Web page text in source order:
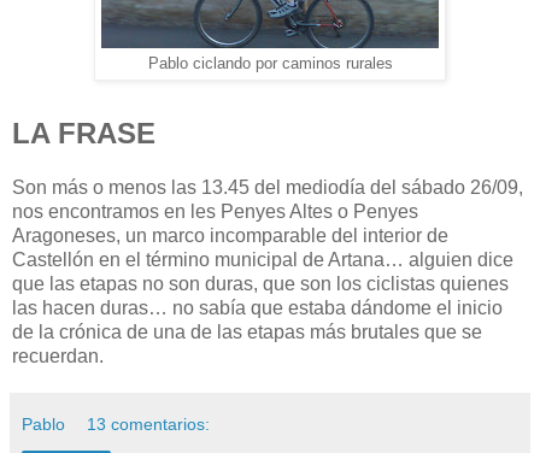
Pablo ciclando por caminos rurales
LA FRASE
Son más o menos las 13.45 del mediodía del sábado 26/09,
nos encontramos en les Penyes Altes o Penyes
Aragoneses, un marco incomparable del interior de
Castellón en el término municipal de Artana… alguien dice
que las etapas no son duras, que son los ciclistas quienes
las hacen duras… no sabía que estaba dándome el inicio
de la crónica de una de las etapas más brutales que se
recuerdan.
Pablo 13 comentarios: